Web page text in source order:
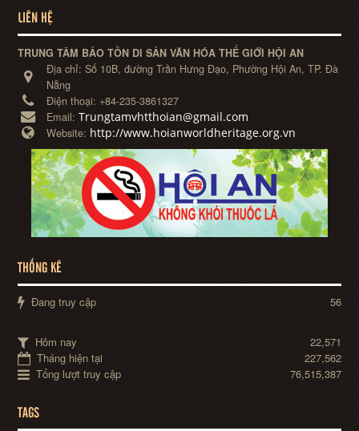
LIÊN HỆ
TRUNG TÂM BẢO TỒN DI SẢN VĂN HÓA THẾ GIỚI HỘI AN
Địa chỉ:Số 10B, đường Trần Hưng Đạo, Phường Hội An, TP. Đà
Nẵng
Điện thoại: +84-235-3861327
Email:Trungtamvhtthoian@gmail.com
Website: http://www.hoianworldheritage.org.vn
THỐNG KÊ
Đang truy cập 56
Hôm nay
22,571
Tháng hiện tại
227,562
Tổng lượt truy cập
76,515,387
TAGS